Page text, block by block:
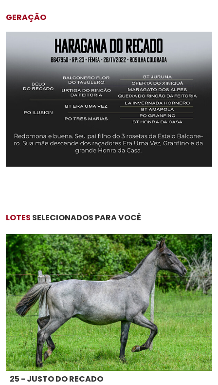
GERAÇÃO
LOTES SELECIONADOS PARA VOCÊ
25 - JUSTO DO RECADO